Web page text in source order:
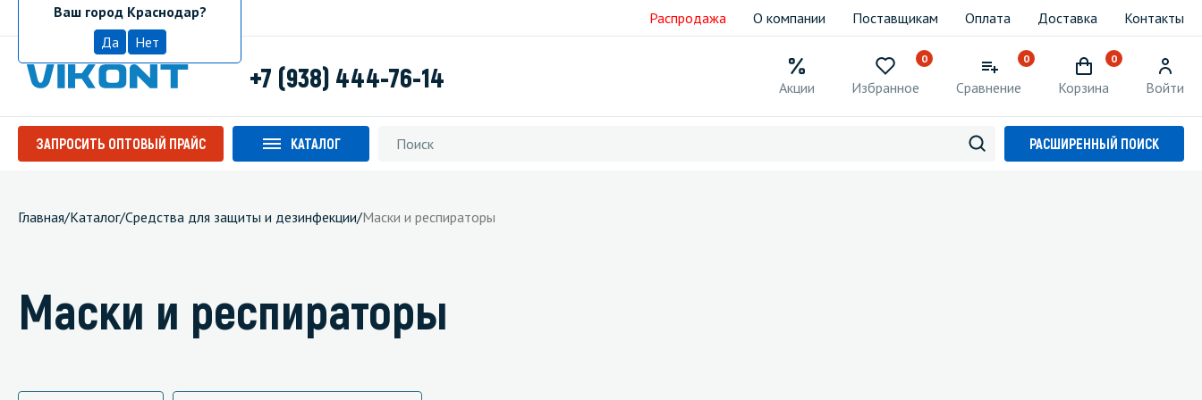
Краснодар
Ваш город Краснодар?
Да
Нет
Распродажа О компании Поставщикам Оплата Доставка Контакты
+7 (938) 444-76-14 Акции
0
Избранное
0
Сравнение
0
Корзина Войти
ЗАПРОСИТЬ ОПТОВЫЙ ПРАЙС КАТАЛОГ РАСШИРЕННЫЙ ПОИСК
Главная/Каталог/Средства для защиты и дезинфекции/Маски и респираторы
Маски и респираторы